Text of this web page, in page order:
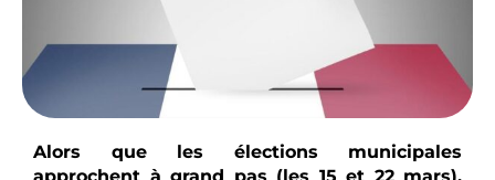
Alors que les élections municipales